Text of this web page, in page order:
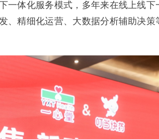
一体化服务模式，多年来在线上线下
、精细化运营、大数据分析辅助决